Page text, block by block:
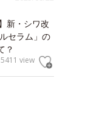
新・シワ改
セラム」の
？
5411 view